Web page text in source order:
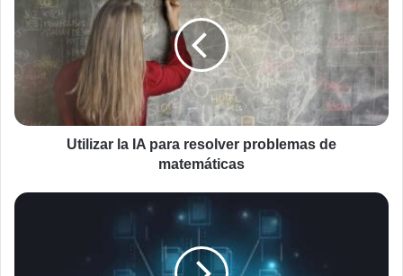
IA
para
resolver
problemas
de
matemáticas
Utilizar la IA para resolver problemas de
matemáticas
Cómo